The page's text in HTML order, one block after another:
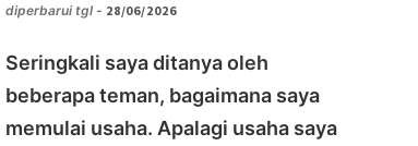
diperbarui tgl - 28/06/2026
Seringkali saya ditanya oleh
beberapa teman, bagaimana saya
memulai usaha. Apalagi usaha saya